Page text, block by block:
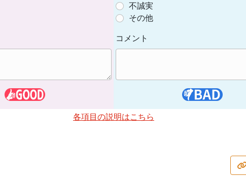
不誠実
その他
コメント
各項目の説明はこちら